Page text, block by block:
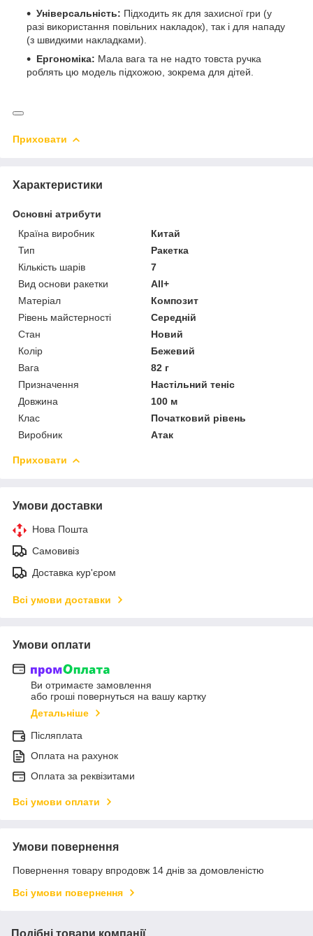
Універсальність: Підходить як для захисної гри (у
разі використання повільних накладок), так і для нападу
(з швидкими накладками).
Ергономіка: Мала вага та не надто товста ручка
роблять цю модель підхожою, зокрема для дітей.
Приховати
Характеристики
Основні атрибути
Країна виробник
Китай
Тип
Ракетка
Кількість шарів
7
Вид основи ракетки
All+
Матеріал
Композит
Рівень майстерності
Середній
Стан
Новий
Колір
Бежевий
Вага
82 г
Призначення
Настільний теніс
Довжина
100 м
Клас
Початковий рівень
Виробник
Атак
Приховати
Умови доставки
Нова Пошта
Самовивіз
Доставка кур'єром
Всі умови доставки
Умови оплати
Ви отримаєте замовлення
або гроші повернуться на вашу картку
Детальніше
Післяплата
Оплата на рахунок
Оплата за реквізитами
Всі умови оплати
Умови повернення
Повернення товару впродовж 14 днів за домовленістю
Всі умови повернення